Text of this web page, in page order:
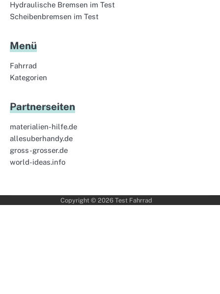
Hydraulische Bremsen im Test
Scheibenbremsen im Test
Menü
Fahrrad
Kategorien
Partnerseiten
materialien-hilfe.de
allesuberhandy.de
gross-grosser.de
world-ideas.info
Copyright © 2026 Test Fahrrad